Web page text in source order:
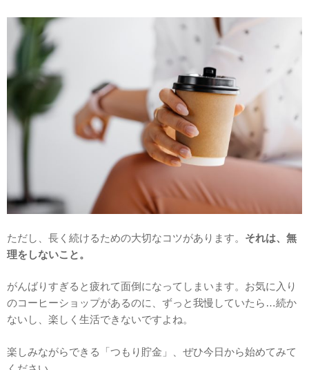
ただし、長く続けるための大切なコツがあります。 それは、無
理をしないこと。
がんばりすぎると疲れて面倒になってしまいます。お気に入り
のコーヒーショップがあるのに、ずっと我慢していたら…続か
ないし、楽しく生活できないですよね。
楽しみながらできる「つもり貯金」、ぜひ今日から始めてみて